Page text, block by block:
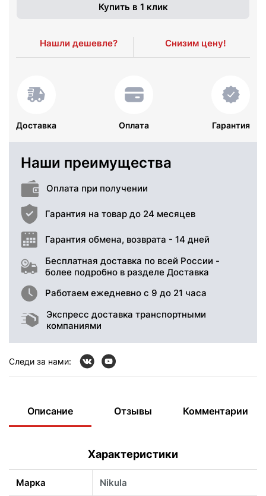
Купить в 1 клик
Нашли дешевле? Снизим цену!
Доставка Оплата Гарантия
Наши преимущества
Оплата при получении
Гарантия на товар до 24 месяцев
Гарантия обмена, возврата - 14 дней
Бесплатная доставка по всей России -
более подробно в разделе Доставка
Работаем ежедневно с 9 до 21 часа
Экспресс доставка транспортными
компаниями
Следи за нами:
Описание Отзывы Комментарии
Характеристики
Марка Nikula